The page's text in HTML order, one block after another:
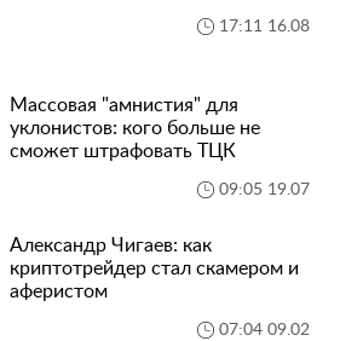
17:11 16.08
Массовая "амнистия" для
уклонистов: кого больше не
сможет штрафовать ТЦК
09:05 19.07
Александр Чигаев: как
криптотрейдер стал скамером и
аферистом
07:04 09.02